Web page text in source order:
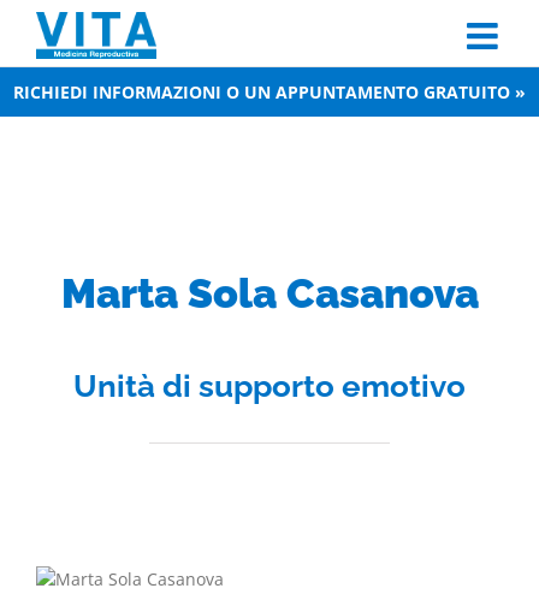
content
RICHIEDI INFORMAZIONI O UN APPUNTAMENTO GRATUITO »
Marta Sola Casanova
Unità di supporto emotivo